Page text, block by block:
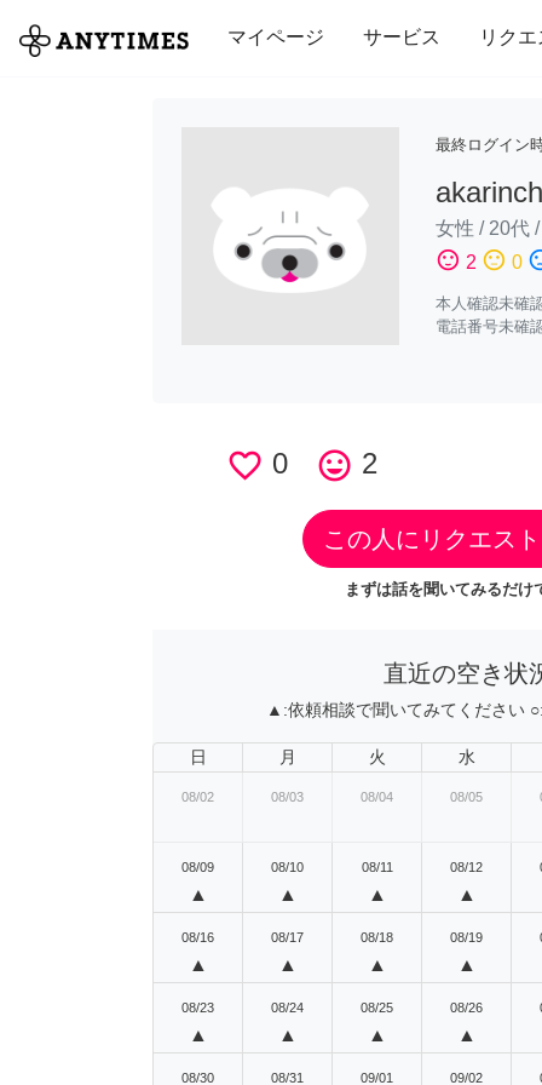
マイページ サービス リクエ
全て 修理・組立 家事 引っ越し
最終ログイン
女性 / 20代 /
sentiment_satisfied 2 sentiment_neutral 0
本人確認未確
電話番号未確
favorite_border 0 tag_faces 2
この人にリクエス
まずは話を聞いてみるだけ
直近の空き状
▲:依頼相談で聞いてみてください ○:
日 月 火 水
08/02 08/03 08/04 08/05
08/09
▲
08/10
▲
08/11
▲
08/12
▲
08/16
▲
08/17
▲
08/18
▲
08/19
▲
08/23
▲
08/24
▲
08/25
▲
08/26
▲
08/30 08/31 09/01 09/02